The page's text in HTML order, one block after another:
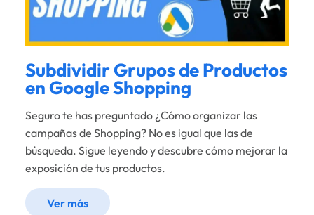
Subdividir Grupos de Productos
en Google Shopping
Seguro te has preguntado ¿Cómo organizar las
campañas de Shopping? No es igual que las de
búsqueda. Sigue leyendo y descubre cómo mejorar la
exposición de tus productos.
Ver más